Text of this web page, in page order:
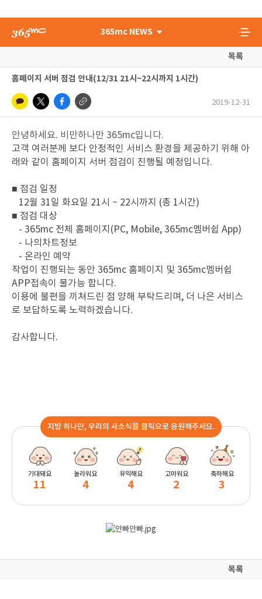
365mc NEWS
목록
홈페이지 서버 점검 안내(12/31 21시~22시까지 1시간)
2019-12-31
안녕하세요. 비만하나만 365mc입니다.
고객 여러분께 보다 안정적인 서비스 환경을 제공하기 위해 아
래와 같이 홈페이지 서버 점검이 진행될 예정입니다.
■ 점검 일정
12월 31일 화요일 21시 ~ 22시까지 (총 1시간)
■ 점검 대상
- 365mc 전체 홈페이지(PC, Mobile, 365mc멤버쉽 App)
- 나의차트정보
- 온라인 예약
작업이 진행되는 동안 365mc 홈페이지 및 365mc멤버쉽
APP접속이 불가능 합니다.
이용에 불편을 끼쳐드린 점 양해 부탁드리며, 더 나은 서비스
로 보답하도록 노력하겠습니다.
감사합니다.
지방 하나만, 우리의 새소식을 클릭으로 응원해주세요.
기대돼요
11
놀라워요
4
유익해요
4
고마워요
2
축하해요
3
목록